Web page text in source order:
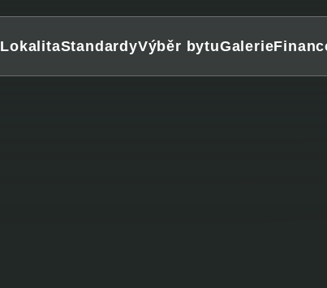
LokalitaStandardyVýběr bytuGalerie